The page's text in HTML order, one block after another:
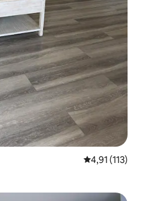
Gemiddelde
4,91 (113)